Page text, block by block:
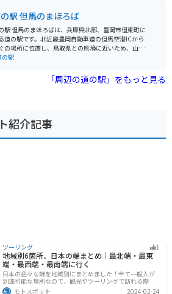
にも最適です。また、レストランでは、但馬牛を使
料理や、地元産のそばなどが楽しめます。 バイクで
る場合、道の駅には広い駐車場が完備されているの
心です。ツーリングの休憩場所として、立ち寄って
はいかがでしょうか。周辺には、氷ノ山や鉢伏高原
ひ一度訪れてみてください。
駅 但馬のまほろば
駅 但馬のまほろばは、兵庫県北部、豊岡市但東町に
道の駅です。北近畿豊岡自動車道の但馬空港ICから
の場所に位置し、鳥取県との県境に近いため、山陰
のアクセスにも便利です。 地元の新鮮な野菜や但
ーが楽しめるレストランが人気です。また、周辺に
、日本の滝百選に選ばれた「猿尾滝」、高さ約40mか
ドで、ツーリングにも最適です。但馬牛バーガーや
牛コロッケなど、地元グルメを堪能できるのも魅力
。
の駅
「周辺の道の駅」をもっと見る
紹介記事
ツーリング 1
地域別6箇所、日本の端まとめ｜最北端・最東
端・最西端・最南端に行く
日本の色々な端を地域別にまとめました！全て一般人が
到達可能な場所なので、観光やツーリングで訪れる際の
参考にしてください。
モトスポット 2024-02-24